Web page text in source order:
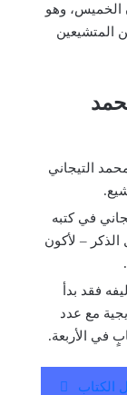
الخميس، وهو
المتشيعين
التيجاني
في كتبه
الذكر – لأكون
فقد بدأ
مع عدد
في الأربعة.
الكتاب